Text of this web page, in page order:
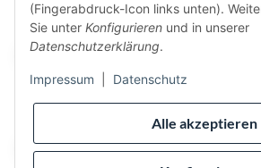
Alle akzeptieren
(Fingerabdruck-Icon links unten).
Sie unter Konfigurieren und in unserer
Datenschutzerklärung.
Impressum Datenschutz
Sicher bezahlen via:
Wir versenden via: